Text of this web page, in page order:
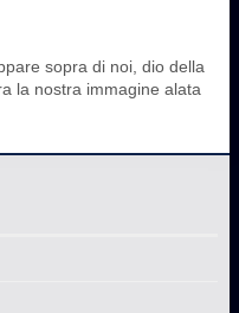
sopra di noi, dio della
la nostra immagine alata